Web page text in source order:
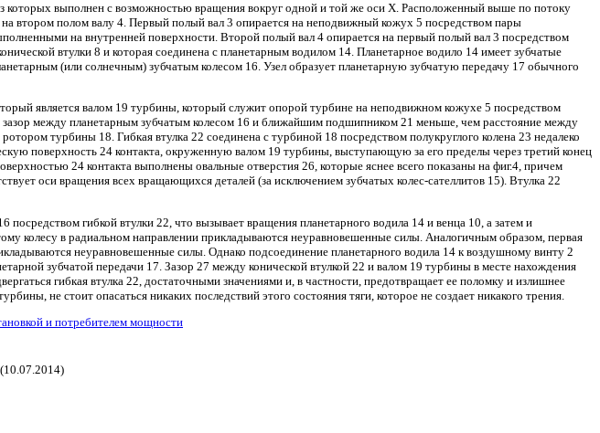
которых выполнен с возможностью вращения вокруг одной и той же оси X. Расположенный выше по потоку
втором полом валу 4. Первый полый вал 3 опирается на неподвижный кожух 5 посредством пары
на внутренней поверхности. Второй полый вал 4 опирается на первый полый вал 3 посредством
втулки 8 и которая соединена с планетарным водилом 14. Планетарное водило 14 имеет зубчатые
(или солнечным) зубчатым колесом 16. Узел образует планетарную зубчатую передачу 17 обычного
является валом 19 турбины, который служит опорой турбине на неподвижном кожухе 5 посредством
зазор между планетарным зубчатым колесом 16 и ближайшим подшипником 21 меньше, чем расстояние между
турбины 18. Гибкая втулка 22 соединена с турбиной 18 посредством полукруглого колена 23 недалеко
поверхность 24 контакта, окруженную валом 19 турбины, выступающую за его пределы через третий конец
24 контакта выполнены овальные отверстия 26, которые яснее всего показаны на фиг.4, причем
оси вращения всех вращающихся деталей (за исключением зубчатых колес-сателлитов 15). Втулка 22
гибкой втулки 22, что вызывает вращения планетарного водила 14 и венца 10, а затем и
колесу в радиальном направлении прикладываются неуравновешенные силы. Аналогичным образом, первая
неуравновешенные силы. Однако подсоединение планетарного водила 14 к воздушному винту 2
зубчатой передачи 17. Зазор 27 между конической втулкой 22 и валом 19 турбины в месте нахождения
гибкая втулка 22, достаточными значениями и, в частности, предотвращает ее поломку и излишнее
не стоит опасаться никаких последствий этого состояния тяги, которое не создает никакого трения.
и потребителем мощности
(10.07.2014)